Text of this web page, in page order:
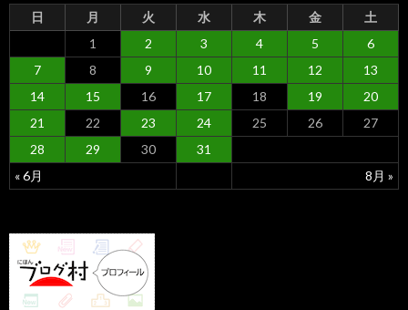
日 月 火 水 木 金 土
« 6月 8月 »
1 2 3 4 5
6
7
8 9 10 11 12
13
14
15 16 17 18 19
20
21
22 23 24 25 26
27
28
29 30 31